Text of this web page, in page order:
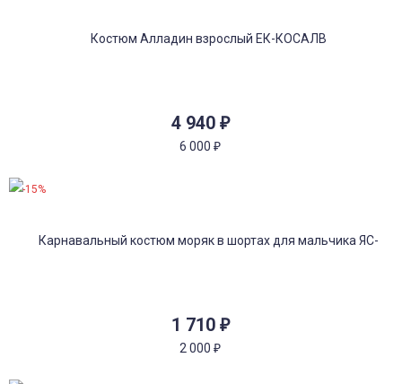
4 940 ₽
6 000 ₽
1 710 ₽
2 000 ₽
-15%